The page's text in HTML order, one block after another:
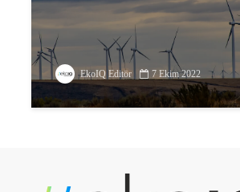
EkoIQ Editör 7 Ekim 2022